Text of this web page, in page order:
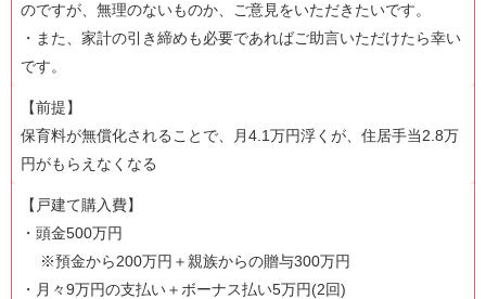
のですが、無理のないものか、ご意見をいただきたいです。
・また、家計の引き締めも必要であればご助言いただけたら幸い
です。
【前提】
保育料が無償化されることで、月4.1万円浮くが、住居手当2.8万
円がもらえなくなる
【戸建て購入費】
・頭金500万円
※預金から200万円＋親族からの贈与300万円
・月々9万円の支払い＋ボーナス払い5万円(2回)